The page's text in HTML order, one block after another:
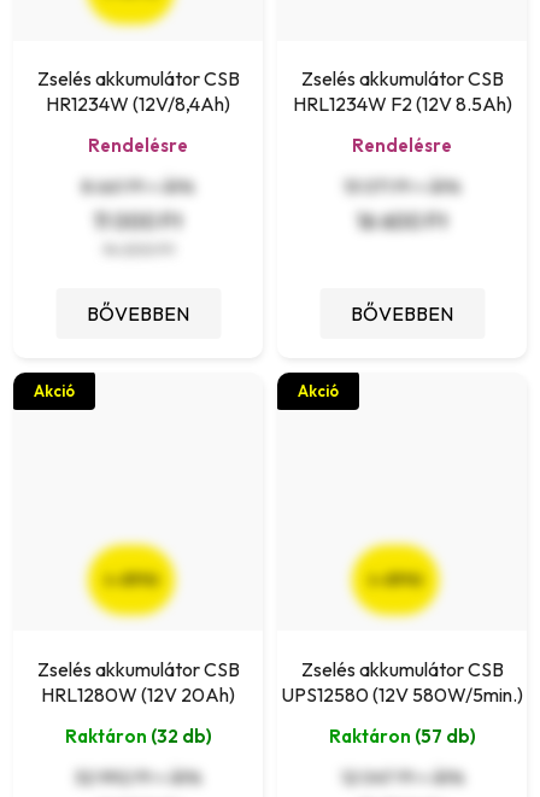
Zselés akkumulátor CSB
HR1234W (12V/8,4Ah)
Rendelésre
8 661 Ft + ÁFA
11 000 Ft
BŐVEBBEN
Zselés akkumulátor CSB
HRL1234W F2 (12V 8.5Ah)
Rendelésre
13 071 Ft + ÁFA
16 600 Ft
BŐVEBBEN
Akció
Zselés akkumulátor CSB
HRL1280W (12V 20Ah)
Raktáron (32 db)
32 992 Ft + ÁFA
(–23 %)
Akció
Zselés akkumulátor CSB
UPS12580 (12V 580W/5min.)
Raktáron (57 db)
12 047 Ft + ÁFA
(–23 %)